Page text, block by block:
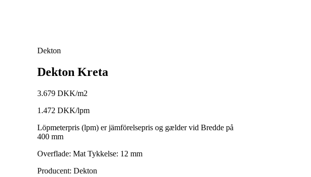
Dekton
Dekton Kreta
3.679 DKK/m2
1.472 DKK/lpm
Löpmeterpris (lpm) er jämförelsepris og gælder vid Bredde på
400 mm
Overflade: Mat Tykkelse: 12 mm
Producent: Dekton